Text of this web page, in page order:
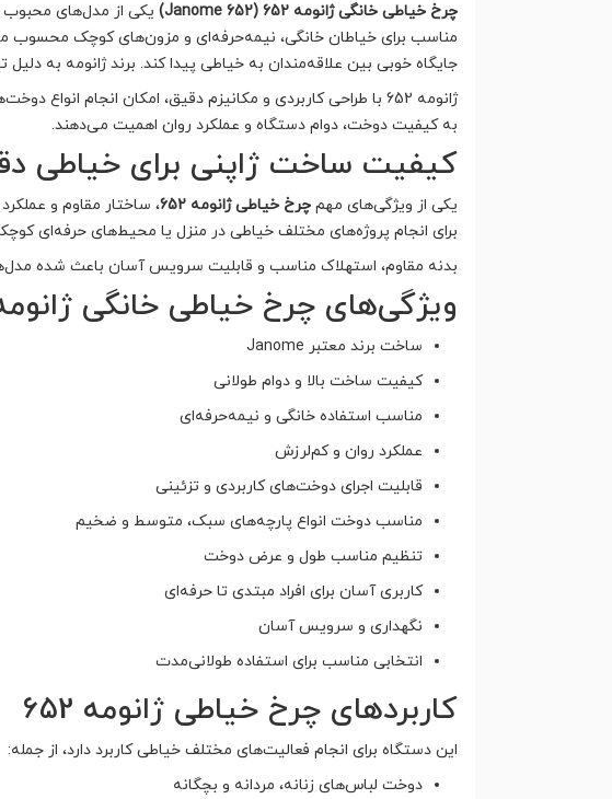
چرخ خیاطی خانگی ژانومه 652 (Janome 652)
یکی از مدل‌های محبوب و
مناسب برای خیاطان خانگی، نیمه‌حرفه‌ای و مزون‌های کوچک محسوب
جایگاه خوبی بین علاقه‌مندان به خیاطی پیدا کند. برند ژانومه به
ژانومه 652 با طراحی کاربردی و مکانیزم دقیق، امکان انجام
به کیفیت دوخت، دوام دستگاه و عملکرد روان اهمیت می‌دهند.
کیفیت ساخت ژاپنی برای خیاطی
یکی از ویژگی‌های مهم چرخ خیاطی ژانومه 652
، ساختار مقاوم و
برای انجام پروژه‌های مختلف خیاطی در منزل یا محیط‌های حرفه‌ای
بدنه مقاوم، استهلاک مناسب و قابلیت سرویس آسان باعث شده
ویژگی‌های چرخ خیاطی خانگی ژانومه
ساخت برند معتبر Janome
کیفیت ساخت بالا و دوام طولانی
مناسب استفاده خانگی و نیمه‌حرفه‌ای
عملکرد روان و کم‌لرزش
قابلیت اجرای دوخت‌های کاربردی و تزئینی
مناسب دوخت انواع پارچه‌های سبک، متوسط و ضخیم
تنظیم مناسب طول و عرض دوخت
کاربری آسان برای افراد مبتدی تا حرفه‌ای
نگهداری و سرویس آسان
انتخابی مناسب برای استفاده طولانی‌مدت
کاربردهای چرخ خیاطی ژانومه 652
این دستگاه برای انجام فعالیت‌های مختلف خیاطی کاربرد دارد، از جمله:
دوخت لباس‌های زنانه، مردانه و بچگانه